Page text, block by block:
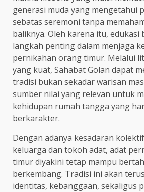
generasi muda yang mengetahui
sebatas seremoni tanpa
baliknya. Oleh karena itu, edukasi
langkah penting dalam menjaga
pernikahan orang timur. Melalui
yang kuat, Sahabat Golan dapat
tradisi bukan sekadar warisan
sumber nilai yang relevan untuk
kehidupan rumah tangga yang
berkarakter.
Dengan adanya kesadaran
keluarga dan tokoh adat, adat
timur diyakini tetap mampu
berkembang. Tradisi ini akan
identitas, kebanggaan, sekaligus